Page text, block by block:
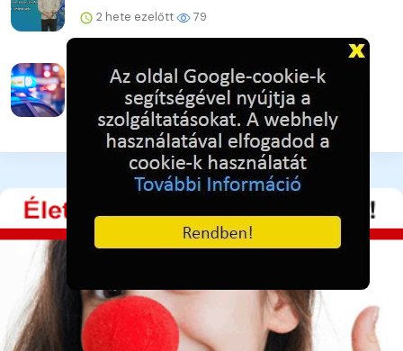
2 hete ezelőtt 79
A háló csapdájában – amikor a virtuális
fenyegetés valósággá...
2 hete ezelőtt 81